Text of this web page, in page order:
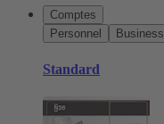
Comptes
Personnel
Business
Standard